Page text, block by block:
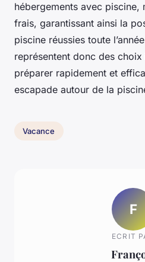
hébergements avec piscine,
frais, garantissant ainsi la
piscine réussies toute
représentent donc des
préparer rapidement et
escapade autour de la
Vacance
F
ECRIT